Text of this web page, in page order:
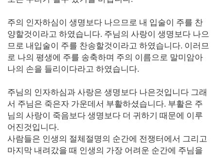
주의 인자하심이 생명보다 나으므로 내 입술이 주를 찬
양할것이라고 하였습니다. 주님의 사랑이 생명보다 나으
므로 내입술이 주를 찬송할것이라고 하였습니다. 이러므
로 나의 평생에 주를 송축하며 주의 이름으로 말미암아
나의 손을 들리이다라고 하였습니다.
주님의 인자하심과 사랑은 생명보다 나은것입니다 그래
서 주님은 죽은자 가운데서 부활하셨습니다. 부활은 주
님의 사랑이 죽음보다 생명보다 더 귀하기 때문에 이루
어진것입니다.
사람들은 인생의 절체절명의 순간에 전쟁터에서 그리고
마지막 내려갔을 때 인생의 가장 어려운 순간에 주님을